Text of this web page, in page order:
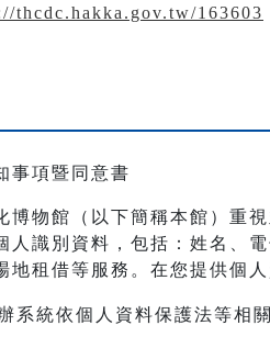
thcdc.hakka.gov.tw/163603
事項暨同意書
博物館（以下簡稱本館）重
人識別資料，包括：姓名、
地租借等服務。在您提供個
系統依個人資料保護法等相